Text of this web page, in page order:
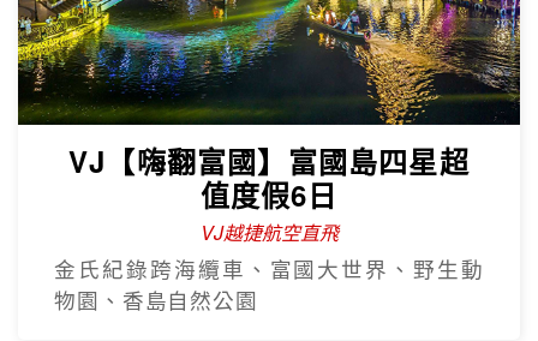
VJ【嗨翻富國】富國島四星超
值度假6日
VJ越捷航空直飛
金氏紀錄跨海纜車、富國大世界、野生動
物園、香島自然公園